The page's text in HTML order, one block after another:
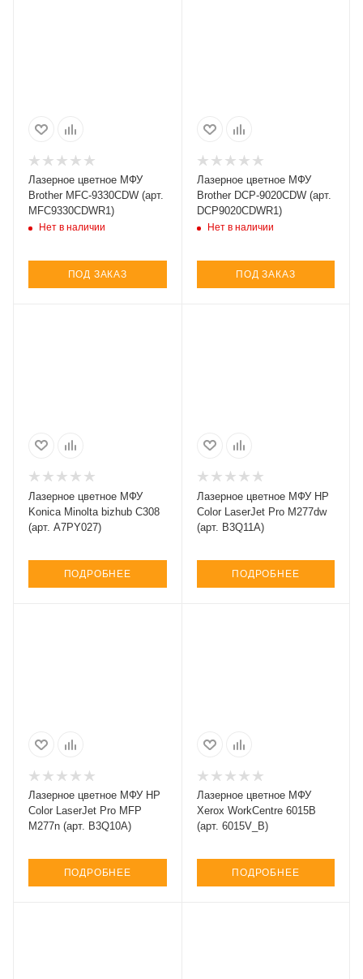
Лазерное цветное МФУ
Brother MFC-9330CDW (арт.
MFC9330CDWR1)
Нет в наличии
ПОД ЗАКАЗ
Лазерное цветное МФУ
Brother DCP-9020CDW (арт.
DCP9020CDWR1)
Нет в наличии
ПОД ЗАКАЗ
Лазерное цветное МФУ
Konica Minolta bizhub C308
(арт. A7PY027)
ПОДРОБНЕЕ
Лазерное цветное МФУ HP
Color LaserJet Pro M277dw
(арт. B3Q11A)
ПОДРОБНЕЕ
Лазерное цветное МФУ HP
Color LaserJet Pro MFP
M277n (арт. B3Q10A)
ПОДРОБНЕЕ
Лазерное цветное МФУ
Xerox WorkCentre 6015B
(арт. 6015V_B)
ПОДРОБНЕЕ